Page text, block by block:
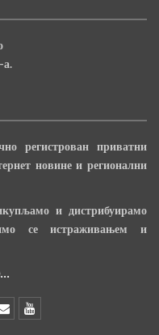
а.
регистрован приватни
новине и регионални
и дистрибуирамо
се истраживањем и